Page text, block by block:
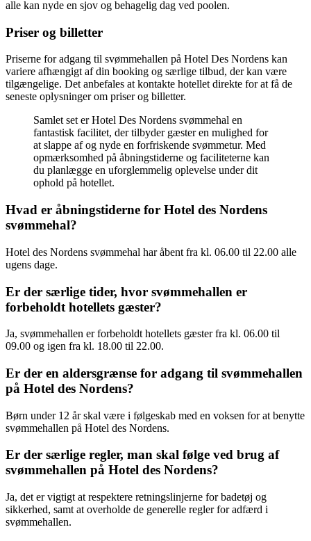
alle kan nyde en sjov og behagelig dag ved poolen.
Priser og billetter
Priserne for adgang til svømmehallen på Hotel Des Nordens kan
variere afhængigt af din booking og særlige tilbud, der kan være
tilgængelige. Det anbefales at kontakte hotellet direkte for at få de
seneste oplysninger om priser og billetter.
Samlet set er Hotel Des Nordens svømmehal en
fantastisk facilitet, der tilbyder gæster en mulighed for
at slappe af og nyde en forfriskende svømmetur. Med
opmærksomhed på åbningstiderne og faciliteterne kan
du planlægge en uforglemmelig oplevelse under dit
ophold på hotellet.
Hvad er åbningstiderne for Hotel des Nordens
svømmehal?
Hotel des Nordens svømmehal har åbent fra kl. 06.00 til 22.00 alle
ugens dage.
Er der særlige tider, hvor svømmehallen er
forbeholdt hotellets gæster?
Ja, svømmehallen er forbeholdt hotellets gæster fra kl. 06.00 til
09.00 og igen fra kl. 18.00 til 22.00.
Er der en aldersgrænse for adgang til svømmehallen
på Hotel des Nordens?
Børn under 12 år skal være i følgeskab med en voksen for at benytte
svømmehallen på Hotel des Nordens.
Er der særlige regler, man skal følge ved brug af
svømmehallen på Hotel des Nordens?
Ja, det er vigtigt at respektere retningslinjerne for badetøj og
sikkerhed, samt at overholde de generelle regler for adfærd i
svømmehallen.